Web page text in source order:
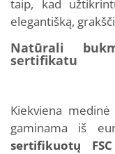
taip, kad
elegantišką,
Natūrali
sertifikatu
Kiekviena
gaminama iš
sertifikuotų